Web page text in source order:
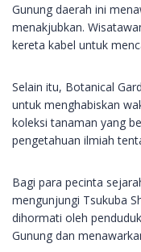
Gunung daerah ini
menakjubkan.
kereta kabel untuk
Selain itu, Botanical
untuk menghabiskan
koleksi tanaman yang
pengetahuan ilmiah
Bagi para pecinta
mengunjungi Tsukuba
dihormati oleh
Gunung dan